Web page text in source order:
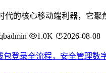
代的核心移动端利器，它
1.0K 2026-08-08